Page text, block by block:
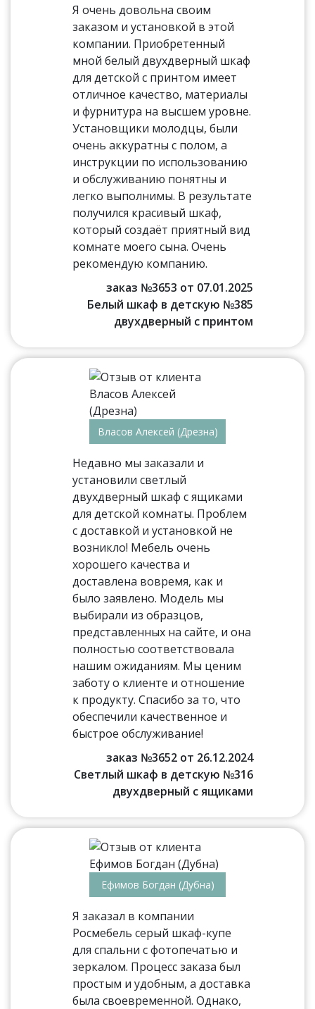
Я очень довольна своим
заказом и установкой в этой
компании. Приобретенный
мной белый двухдверный шкаф
для детской с принтом имеет
отличное качество, материалы
и фурнитура на высшем уровне.
Установщики молодцы, были
очень аккуратны с полом, а
инструкции по использованию
и обслуживанию понятны и
легко выполнимы. В результате
получился красивый шкаф,
который создаёт приятный вид
комнате моего сына. Очень
рекомендую компанию.
заказ №3653 от 07.01.2025
Белый шкаф в детскую №385
двухдверный с принтом
Власов Алексей (Дрезна)
Недавно мы заказали и
установили светлый
двухдверный шкаф с ящиками
для детской комнаты. Проблем
с доставкой и установкой не
возникло! Мебель очень
хорошего качества и
доставлена вовремя, как и
было заявлено. Модель мы
выбирали из образцов,
представленных на сайте, и она
полностью соответствовала
нашим ожиданиям. Мы ценим
заботу о клиенте и отношение
к продукту. Спасибо за то, что
обеспечили качественное и
быстрое обслуживание!
заказ №3652 от 26.12.2024
Светлый шкаф в детскую №316
двухдверный с ящиками
Ефимов Богдан (Дубна)
Я заказал в компании
Росмебель серый шкаф-купе
для спальни с фотопечатью и
зеркалом. Процесс заказа был
простым и удобным, а доставка
была своевременной. Однако,